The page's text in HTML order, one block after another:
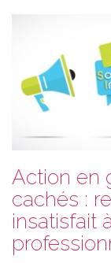
Action en
cachés :
insatisfait